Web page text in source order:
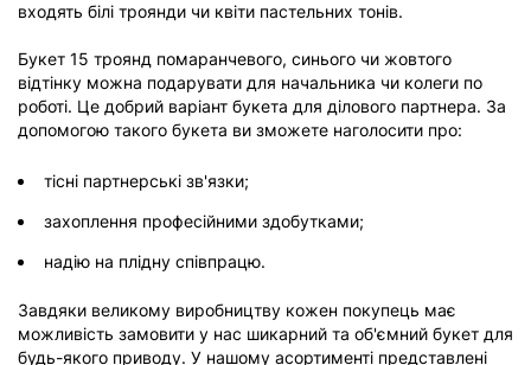
входять білі троянди чи квіти пастельних тонів.
Букет 15 троянд помаранчевого, синього чи жовтого
відтінку можна подарувати для начальника чи колеги по
роботі. Це добрий варіант букета для ділового партнера. За
допомогою такого букета ви зможете наголосити про:
тісні партнерські зв'язки;
захоплення професійними здобутками;
надію на плідну співпрацю.
Завдяки великому виробництву кожен покупець має
можливість замовити у нас шикарний та об'ємний букет для
будь-якого приводу. У нашому асортименті представлені